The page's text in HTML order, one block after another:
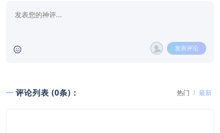
发表评论
评论列表 (0条)： 热门 最新